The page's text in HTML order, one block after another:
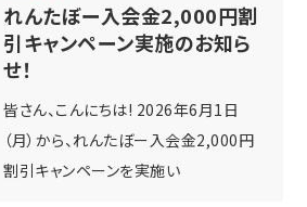
れんたぼー入会金2,000円割
引キャンペーン実施のお知ら
せ！
皆さん、こんにちは! 2026年6月1日
（月）から、れんたぼー入会金2,000円
割引キャンペーンを実施い